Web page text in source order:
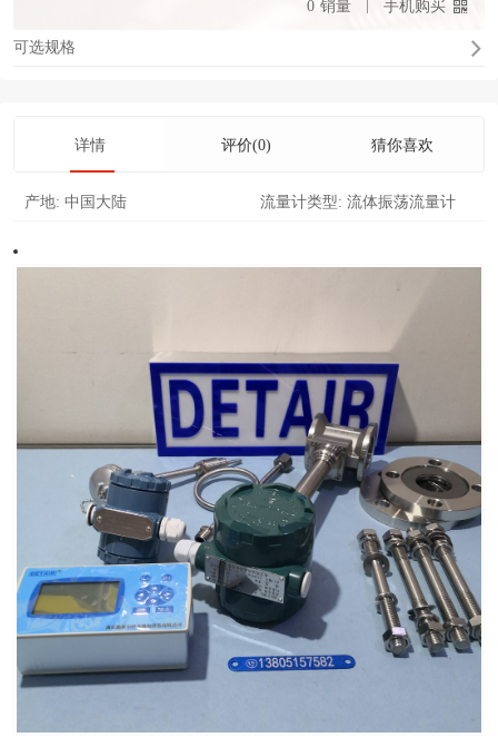
0 销量 手机购买
可选规格
详情 评价(0) 猜你喜欢
产地: 中国大陆 流量计类型: 流体振荡流量计